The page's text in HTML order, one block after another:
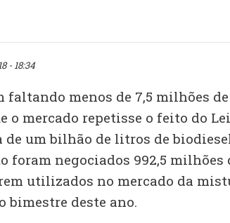
- 18:34
faltando menos de 7,5 milhões
o mercado repetisse o feito do
de um bilhão de litros de
foram negociados 992,5
utilizados no mercado da
bimestre deste ano.